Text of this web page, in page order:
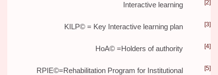
[2]
[3]
[4]
[5]
RPIE©=Rehabilitation Program for Institutional